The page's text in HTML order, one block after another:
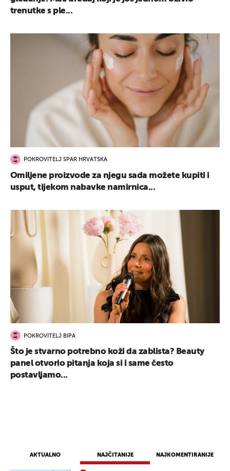
AKTUALNO NAJČITANIJE NAJKOMENTIRANIJE
trenutke s ple...
POKROVITELJ SPAR HRVATSKA
Omiljene proizvode za njegu sada možete kupiti i
usput, tijekom nabavke namirnica...
POKROVITELJ BIPA
Što je stvarno potrebno koži da zablista? Beauty
panel otvorio pitanja koja si i same često
postavljamo...